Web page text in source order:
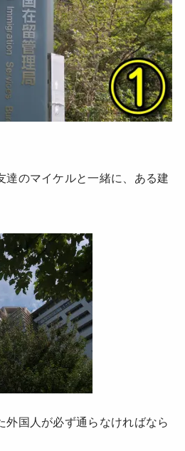
達のマイケルと一緒に、ある建
外国人が必ず通らなければなら